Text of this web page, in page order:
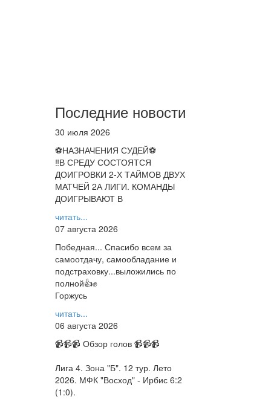
Последние новости
30 июля 2026
⚽НАЗНАЧЕНИЯ СУДЕЙ⚽
‼В СРЕДУ СОСТОЯТСЯ
ДОИГРОВКИ 2-Х ТАЙМОВ ДВУХ
МАТЧЕЙ 2А ЛИГИ. КОМАНДЫ
ДОИГРЫВАЮТ В
читать...
07 августа 2026
Победная... Спасибо всем за
самоотдачу, самообладание и
подстраховку...выложились по
полной👍✊
Горжусь
читать...
06 августа 2026
📹📹📹 Обзор голов 📹📹📹
Лига 4. Зона "Б". 12 тур. Лето
2026. МФК "Восход" - Ирбис 6:2
(1:0).